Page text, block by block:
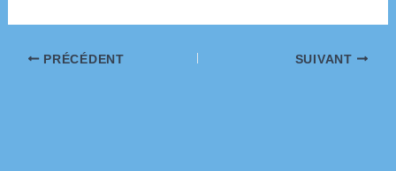
Navigation
PRÉCÉDENT SUIVANT